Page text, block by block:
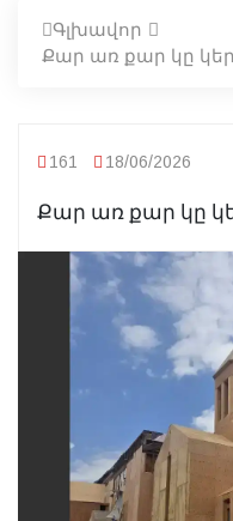
Գլխավոր
Քար առ քար կը
161 18/06/2026
Քար առ քար կը